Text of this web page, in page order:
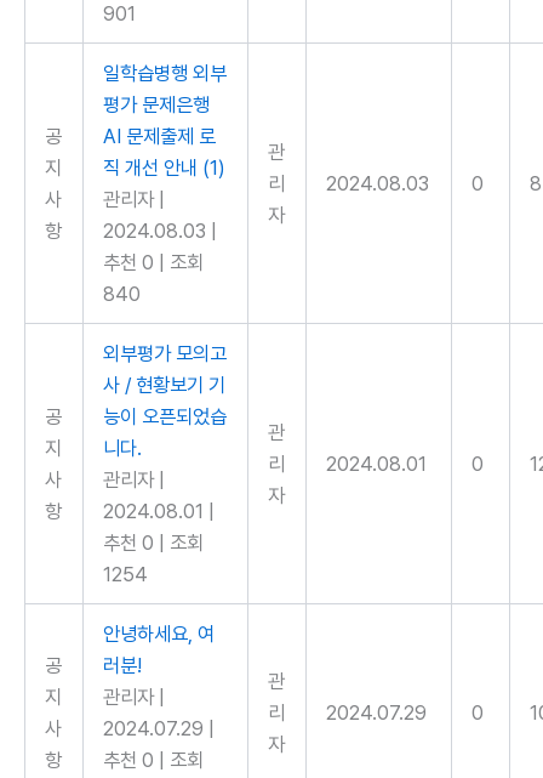
901
공
지
사
항
일학습병행 외부
평가 문제은행
AI 문제출제 로
직 개선 안내 (1)
관리자
2024.08.03
추천 0
조회
840
관
리
자
2024.08.03 0
공
지
사
항
외부평가 모의고
사 / 현황보기 기
능이 오픈되었습
니다.
관리자
2024.08.01
추천 0
조회
1254
관
리
자
2024.08.01 0
공
지
사
항
안녕하세요, 여
러분!
관리자
2024.07.29
추천 0
조회
관
리
자
2024.07.29 0